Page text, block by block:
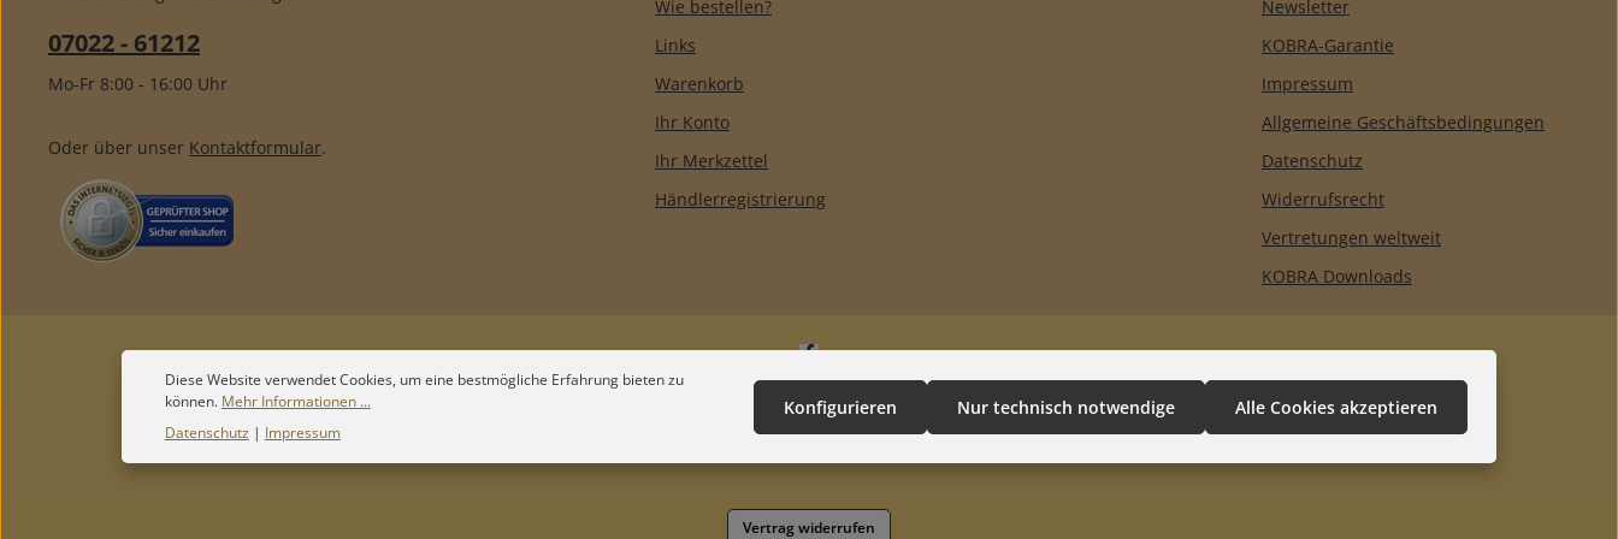
07022 - 61212
Mo-Fr 8:00 - 16:00 Uhr
Oder über unser Kontaktformular.
Wie bestellen?
Links
Warenkorb
Ihr Konto
Ihr Merkzettel
Händlerregistrierung
Newsletter
KOBRA-Garantie
Impressum
Allgemeine Geschäftsbedingungen
Datenschutz
Widerrufsrecht
Vertretungen weltweit
KOBRA Downloads
Vertrag widerrufen
Diese Website verwendet Cookies, um eine bestmögliche Erfahrung bieten zu
können. Mehr Informationen ...
Datenschutz | Impressum
Nur technisch notwendige
Konfigurieren Alle Cookies akzeptieren